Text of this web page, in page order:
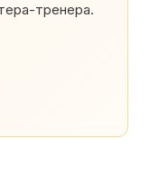
тренера.